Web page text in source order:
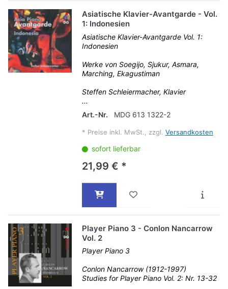
Asiatische Klavier-Avantgarde - Vol.
1: Indonesien
Asiatische Klavier-Avantgarde Vol. 1:
Indonesien
Werke von Soegijo, Sjukur, Asmara,
Marching, Ekagustiman
Steffen Schleiermacher, Klavier
...
Art.-Nr.
MDG 613 1322-2
* Preise inkl. MwSt., zzgl. Versandkosten
sofort lieferbar
21,99 € *
Player Piano 3 - Conlon Nancarrow
Vol. 2
Player Piano 3
Conlon Nancarrow (1912-1997)
Studies for Player Piano Vol. 2: Nr. 13-32